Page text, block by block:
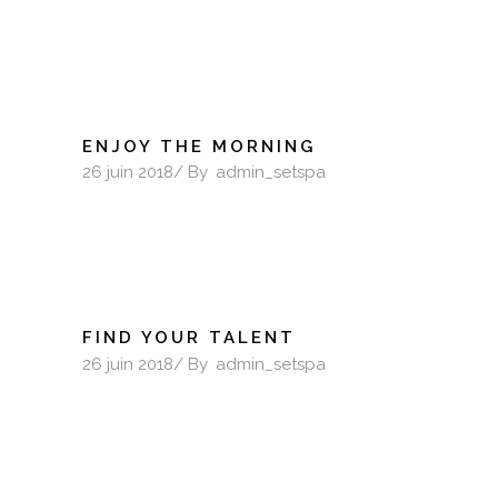
ENJOY THE MORNING
26 juin 2018
By admin_setspa
FIND YOUR TALENT
26 juin 2018
By admin_setspa